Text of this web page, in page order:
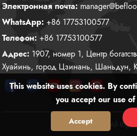
Электронная почта:
WhatsApp: +86 17753100577
Телефон: +86 17753100577
Адрес: 1907, номер 1, Центр
Хуайинь, город Цзинань, Шаньдун,
© 2026 Creation All
This website uses cookies. By
you accept our use
Accept